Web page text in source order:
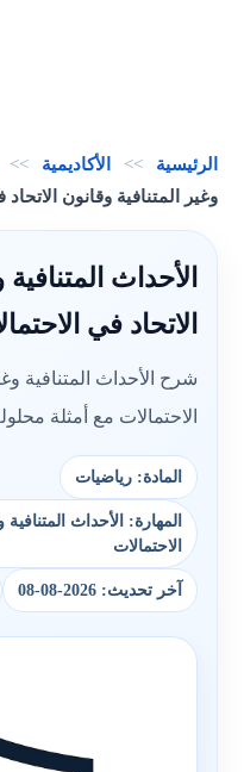
الرئيسية >> الأكاديمية >>
وغير المتنافية وقانون
الأحداث
الاتحاد في
شرح الأحداث المتنافية
الاحتمالات مع أمثلة
المادة: رياضيات
المهارة: الأحداث
الاحتمالات
آخر تحديث: 2026-08-08